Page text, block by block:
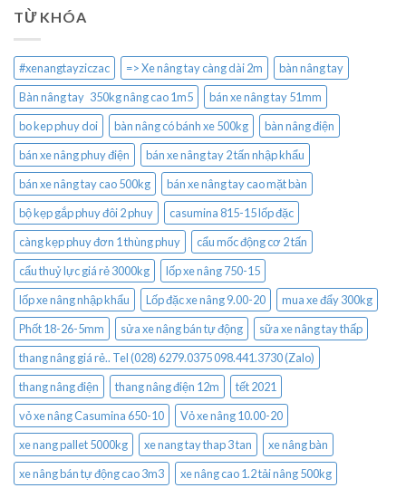
TỪ KHÓA
#xenangtayziczac => Xe nâng tay càng dài 2m
bàn nâng tay
Bàn nâng tay 350kg nâng cao 1m5
bán xe nâng tay 51mm
bo kep phuy doi
bàn nâng có bánh xe 500kg
bàn nâng điện
bán xe nâng phuy điện
bán xe nâng tay 2 tấn nhập khẩu
bán xe nâng tay cao 500kg
bán xe nâng tay cao mặt bàn
bộ kẹp gắp phuy đôi 2 phuy
casumina 815-15 lốp đặc
càng kẹp phuy đơn 1 thùng phuy
cẩu mốc động cơ 2 tấn
cẩu thuỷ lực giá rẻ 3000kg
lốp xe nâng 750-15
lốp xe nâng nhập khẩu
Lốp đặc xe nâng 9.00-20
mua xe đẩy 300kg
Phốt 18-26-5mm
sửa xe nâng bán tự động
sữa xe nâng tay thấp
thang nâng giá rẻ.. Tel (028) 6279.0375 098.441.3730 (Zalo)
thang nâng điện
thang nâng điện 12m
tết 2021
vỏ xe nâng Casumina 650-10
Vỏ xe nâng 10.00-20
xe nang pallet 5000kg
xe nang tay thap 3 tan
xe nâng bàn
xe nâng bán tự động cao 3m3
xe nâng cao 1.2 tải nâng 500kg